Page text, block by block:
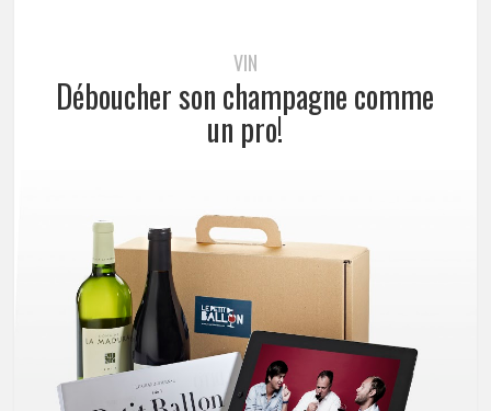
VIN
Déboucher son champagne comme
un pro!